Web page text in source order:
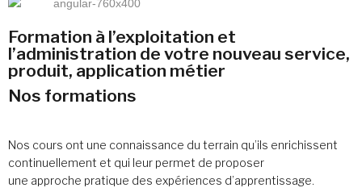
Formation à l’exploitation et
l’administration de votre nouveau service,
produit, application métier
Nos formations
Nos cours ont une connaissance du terrain qu’ils enrichissent
continuellement et qui leur permet de proposer
une approche pratique des expériences d’apprentissage.